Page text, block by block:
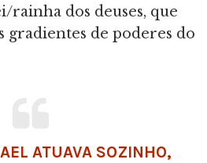
dos deuses, que
gradientes de poderes do
ATUAVA SOZINHO,